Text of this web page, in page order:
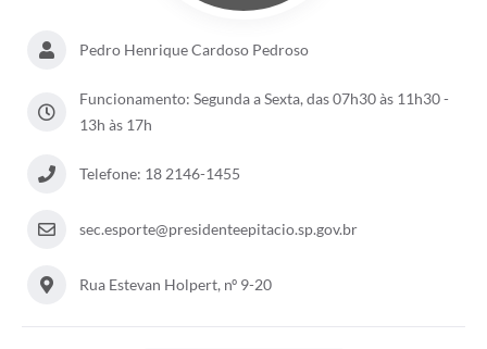
Pedro Henrique Cardoso Pedroso
Funcionamento: Segunda a Sexta, das 07h30 às 11h30 -
13h às 17h
Telefone: 18 2146-1455
sec.esporte@presidenteepitacio.sp.gov.br
Rua Estevan Holpert, nº 9-20